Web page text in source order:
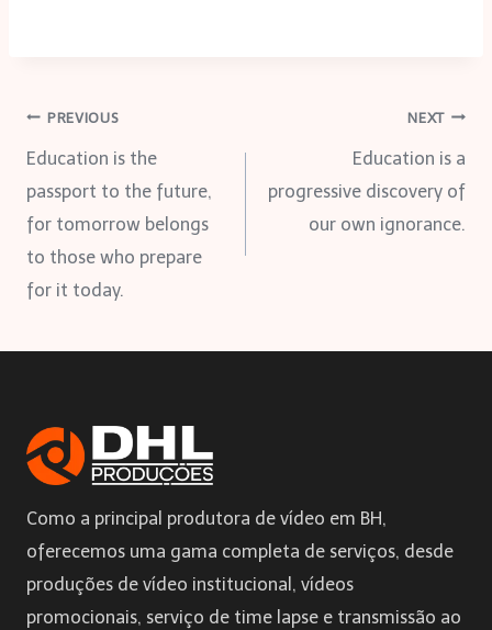
Navegação
de
Post
PREVIOUS
Education is the
passport to the future,
for tomorrow belongs
to those who prepare
for it today.
NEXT
Education is a
progressive discovery of
our own ignorance.
Como a principal produtora de vídeo em BH,
oferecemos uma gama completa de serviços, desde
produções de vídeo institucional, vídeos
promocionais, serviço de time lapse e transmissão ao